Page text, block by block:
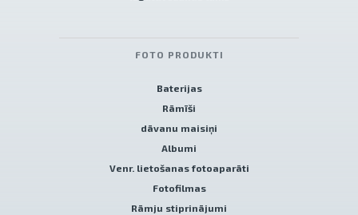
FOTO PRODUKTI
Baterijas
Rāmīši
dāvanu maisiņi
Albumi
Venr. lietošanas fotoaparāti
Fotofilmas
Rāmju stiprinājumi